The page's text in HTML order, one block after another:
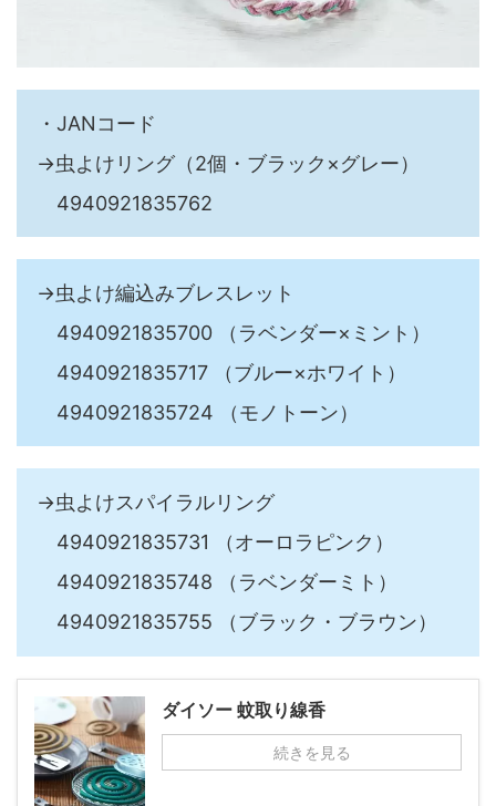
・JANコード
→虫よけリング（2個・ブラック×グレー）
4940921835762
→虫よけ編込みブレスレット
4940921835700 （ラベンダー×ミント）
4940921835717 （ブルー×ホワイト）
4940921835724 （モノトーン）
→虫よけスパイラルリング
4940921835731 （オーロラピンク）
4940921835748 （ラベンダーミト）
4940921835755 （ブラック・ブラウン）
ダイソー 蚊取り線香
続きを見る